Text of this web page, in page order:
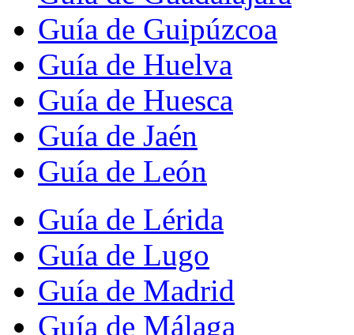
Guía de Guipúzcoa
Guía de Huelva
Guía de Huesca
Guía de Jaén
Guía de León
Guía de Lérida
Guía de Lugo
Guía de Madrid
Guía de Málaga